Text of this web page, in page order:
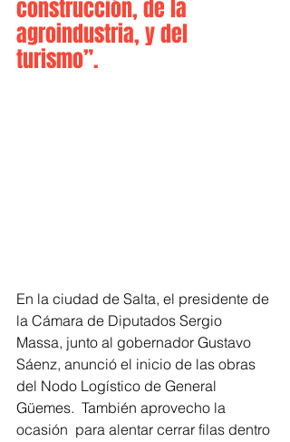
construcción, de la
agroindustria, y del
turismo”.
En la ciudad de Salta, el presidente de
la Cámara de Diputados Sergio
Massa, junto al gobernador Gustavo
Sáenz, anunció el inicio de las obras
del Nodo Logístico de General
Güemes.  También aprovecho la
ocasión  para alentar cerrar filas dentro